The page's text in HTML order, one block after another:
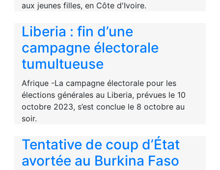
aux jeunes filles, en Côte d'Ivoire.
Liberia : fin d’une
campagne électorale
tumultueuse
Afrique -La campagne électorale pour les
élections générales au Liberia, prévues le 10
octobre 2023, s’est conclue le 8 octobre au
soir.
Tentative de coup d’État
avortée au Burkina Faso